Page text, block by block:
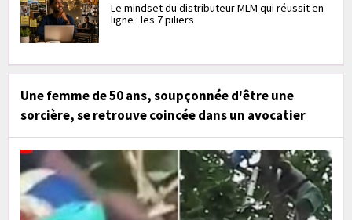
Le mindset du distributeur MLM qui réussit en
ligne : les 7 piliers
Une femme de 50 ans, soupçonnée d'être une
sorcière, se retrouve coincée dans un avocatier